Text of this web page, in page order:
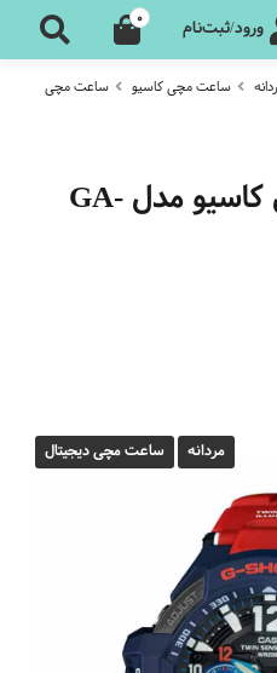
ورود/ثبت‌نام 0
ساعت مچی کاسیو
ساعت مچی
ساعت مچی دیجیتال کاسیو مدل GA-
مردانه ساعت مچی دیجیتال